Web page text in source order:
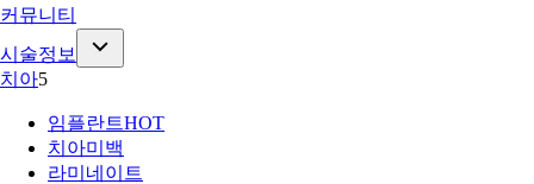
커뮤니티
시술정보
치아5
임플란트HOT
치아미백
라미네이트